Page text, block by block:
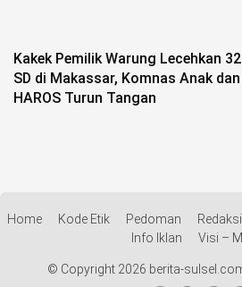
Kakek Pemilik Warung Lecehkan
SD di Makassar, Komnas Anak dan
HAROS Turun Tangan
Home Kode Etik Pedoman Redaksi
Info Iklan
Visi –
© Copyright 2026 berita-